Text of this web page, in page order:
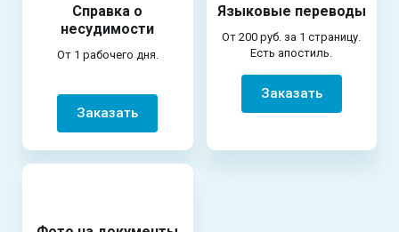
Справка о
несудимости
От 1 рабочего дня.
Заказать
Языковые переводы
От 200 руб. за 1 страницу.
Есть апостиль.
Заказать